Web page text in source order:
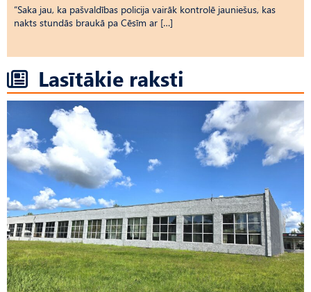
“Saka jau, ka pašvaldības policija vairāk kontrolē jauniešus, kas
nakts stundās braukā pa Cēsīm ar […]
Lasītākie raksti